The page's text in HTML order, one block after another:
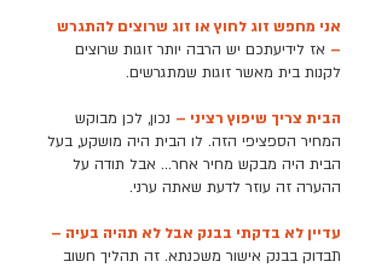
אני מחפש זוג לחוץ או זוג שרוצים להתגרש
– אז לידיעתכם יש הרבה יותר זוגות שרוצים
לקנות בית מאשר זוגות שמתגרשים.
הבית צריך שיפוץ רציני – נכון, לכן מבוקש
המחיר הספציפי הזה. לו הבית היה מושקע, בעל
הבית היה מבקש מחיר אחר… אבל תודה על
ההערה זה עוזר לדעת שאתה ערני.
עדיין לא בדקתי בבנק אבל לא תהיה בעיה –
תבדוק בבנק אישור משכנתא. זה תהליך חשוב